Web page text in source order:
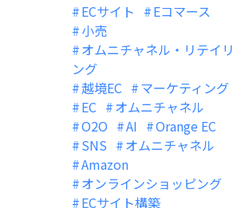
ECサイト
Eコマース
小売
オムニチャネル・リテイリ
ング
越境EC
マーケティング
EC
オムニチャネル
O2O
AI
Orange EC
SNS
オムニチャネル
Amazon
オンラインショッピング
ECサイト構築